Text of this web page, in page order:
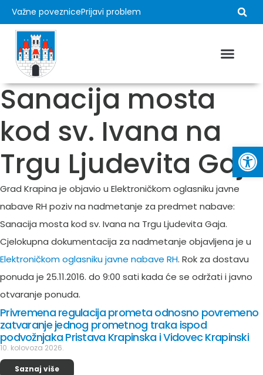
Važne poveznicePrijavi problem
Sanacija mosta
kod sv. Ivana na
Trgu Ljudevita Gaja
Grad Krapina je objavio u Elektroničkom oglasniku javne
nabave RH poziv na nadmetanje za predmet nabave:
Sanacija mosta kod sv. Ivana na Trgu Ljudevita Gaja.
Cjelokupna dokumentacija za nadmetanje objavljena je u
Elektroničkom oglasniku javne nabave RH. Rok za dostavu
ponuda je 25.11.2016. do 9:00 sati kada će se održati i javno
otvaranje ponuda.
Privremena regulacija prometa odnosno povremeno
zatvaranje jednog prometnog traka ispod
podvožnjaka Pristava Krapinska i Vidovec Krapinski
10. kolovoza 2026.
Saznaj više